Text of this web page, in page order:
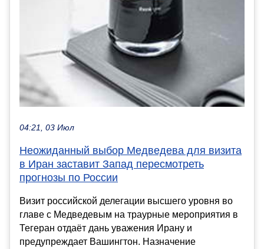
04:21, 03 Июл
Неожиданный выбор Медведева для визита
в Иран заставит Запад пересмотреть
прогнозы по России
Визит российской делегации высшего уровня во
главе с Медведевым на траурные мероприятия в
Тегеран отдаёт дань уважения Ирану и
предупреждает Вашингтон. Назначение